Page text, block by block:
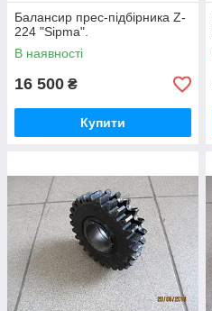
Балансир прес-підбірника Z-
224 "Sipma".
В наявності
16 500 ₴
Купити